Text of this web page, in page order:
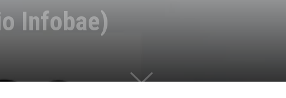
Infobae)